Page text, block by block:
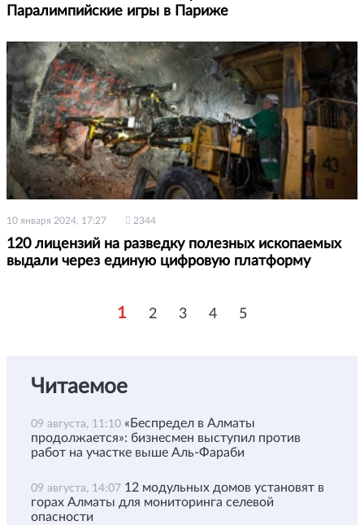
Паралимпийские игры в Париже
10 января 2024, 17:27 2344
120 лицензий на разведку полезных ископаемых
выдали через единую цифровую платформу
1 2 3 4 5
Читаемое
09 августа, 11:10 «Беспредел в Алматы
продолжается»: бизнесмен выступил против
работ на участке выше Аль-Фараби
09 августа, 14:07 12 модульных домов установят в
горах Алматы для мониторинга селевой
опасности